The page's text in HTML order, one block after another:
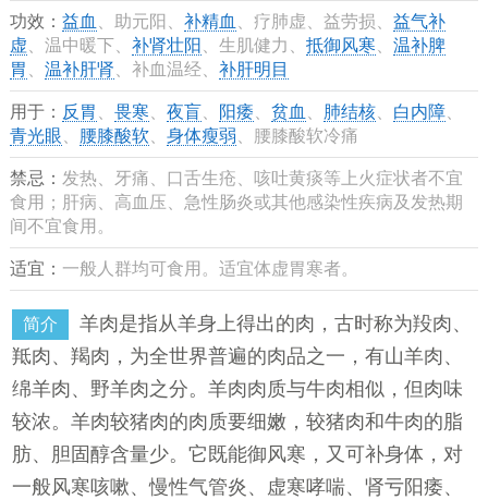
功效： 益血 、助元阳、 补精血 、疗肺虚、益劳损、 益气补
虚 、温中暖下、 补肾壮阳 、生肌健力、 抵御风寒
温补脾
胃
温补肝肾 、补血温经、 补肝明目
用于： 反胃 畏寒 夜盲、 阳痿 贫血 肺结核、 白内障、
青光眼
腰膝酸软、 身体瘦弱 、腰膝酸软冷痛
禁忌： 发热、牙痛、口舌生疮、咳吐黄痰等上火症状者不宜
食用；肝病、高血压、急性肠炎或其他感染性疾病及发热期
间不宜食用。
适宜： 一般人群均可食用。适宜体虚胃寒者。
简介
羊肉是指从羊身上得出的肉，古时称为羖肉、
羝肉、羯肉，为全世界普遍的肉品之一，有山羊肉、
绵羊肉、野羊肉之分。羊肉肉质与牛肉相似，但肉味
较浓。羊肉较猪肉的肉质要细嫩，较猪肉和牛肉的脂
肪、胆固醇含量少。它既能御风寒，又可补身体，对
一般风寒咳嗽、慢性气管炎、虚寒哮喘、肾亏阳痿、